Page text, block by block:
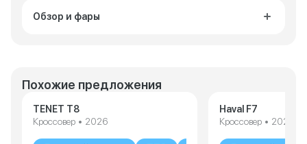
Обзор и фары
Похожие предложения
TENET T8
Кроссовер • 2026
Haval F7
Кроссовер • 2026